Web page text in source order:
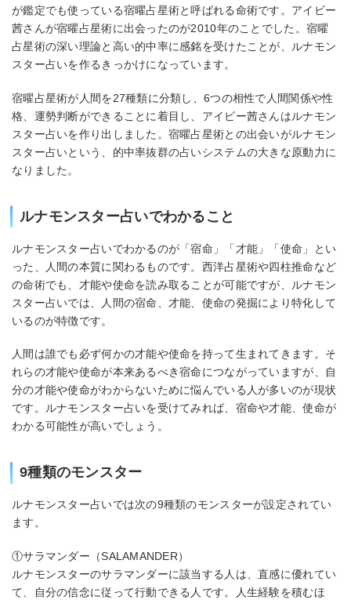
が鑑定でも使っている宿曜占星術と呼ばれる命術です。アイビー
茜さんが宿曜占星術に出会ったのが2010年のことでした。宿曜
占星術の深い理論と高い的中率に感銘を受けたことが、ルナモン
スター占いを作るきっかけになっています。
宿曜占星術が人間を27種類に分類し、6つの相性で人間関係や性
格、運勢判断ができることに着目し、アイビー茜さんはルナモン
スター占いを作り出しました。宿曜占星術との出会いがルナモン
スター占いという、的中率抜群の占いシステムの大きな原動力に
なりました。
ルナモンスター占いでわかること
ルナモンスター占いでわかるのが「宿命」「才能」「使命」とい
った、人間の本質に関わるものです。西洋占星術や四柱推命など
の命術でも、才能や使命を読み取ることが可能ですが、ルナモン
スター占いでは、人間の宿命、才能、使命の発掘により特化して
いるのが特徴です。
人間は誰でも必ず何かの才能や使命を持って生まれてきます。そ
れらの才能や使命が本来あるべき宿命につながっていますが、自
分の才能や使命がわからないために悩んでいる人が多いのが現状
です。ルナモンスター占いを受けてみれば、宿命や才能、使命が
わかる可能性が高いでしょう。
9種類のモンスター
ルナモンスター占いでは次の9種類のモンスターが設定されてい
ます。
①サラマンダー（SALAMANDER）
ルナモンスターのサラマンダーに該当する人は、直感に優れてい
て、自分の信念に従って行動できる人です。人生経験を積むほ